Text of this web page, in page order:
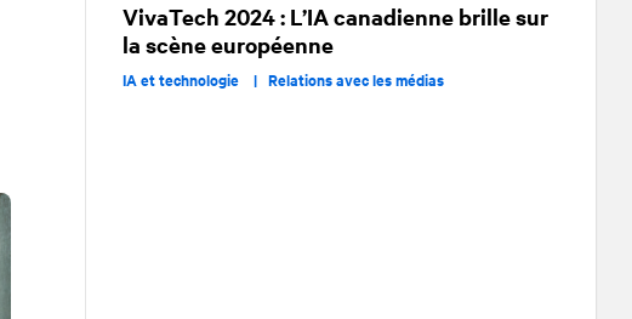
VivaTech 2024 : L’IA canadienne brille sur
la scène européenne
IA et technologie | Relations avec les médias